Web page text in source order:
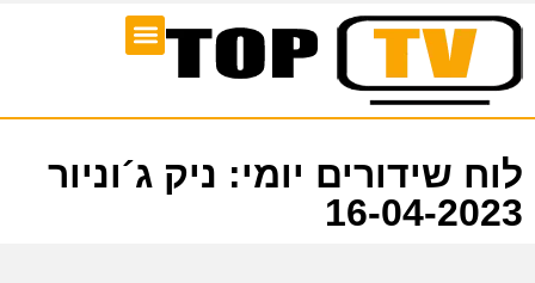
לוח שידורים יומי: ניק ג´וניור
16-04-2023